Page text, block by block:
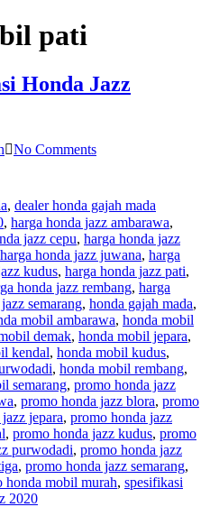
pati
Honda Jazz
No Comments
, dealer honda gajah mada
, harga honda jazz ambarawa,
jazz cepu, harga honda jazz
harga honda jazz juwana, harga
kudus, harga honda jazz pati,
honda jazz rembang, harga
semarang, honda gajah mada,
mobil ambarawa, honda mobil
demak, honda mobil jepara,
kendal, honda mobil kudus,
, honda mobil rembang,
semarang, promo honda jazz
, promo honda jazz blora, promo
jepara, promo honda jazz
, promo honda jazz kudus, promo
purwodadi, promo honda jazz
, promo honda jazz semarang,
honda mobil murah, spesifikasi
2020